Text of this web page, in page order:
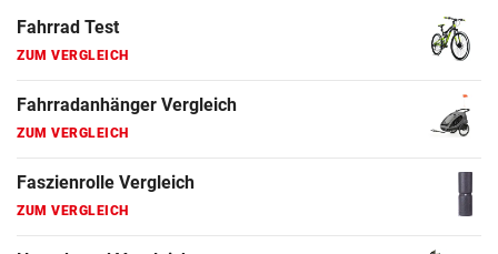
Fahrrad Test
ZUM VERGLEICH
Fahrradanhänger Vergleich
ZUM VERGLEICH
Faszienrolle Vergleich
ZUM VERGLEICH